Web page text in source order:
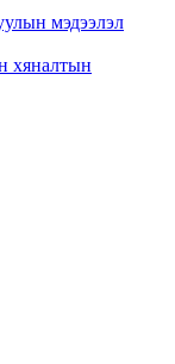
мэдээлэл
хяналтын